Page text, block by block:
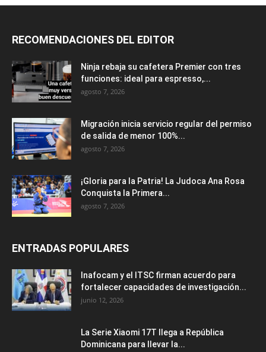
RECOMENDACIONES DEL EDITOR
Ninja rebaja su cafetera Premier con tres
funciones: ideal para espresso,...
agosto 7, 2026
Migración inicia servicio regular del permiso
de salida de menor 100%...
agosto 7, 2026
¡Gloria para la Patria! La Judoca Ana Rosa
Conquista la Primera...
agosto 7, 2026
ENTRADAS POPULARES
Inafocam y el ITSC firman acuerdo para
fortalecer capacidades de investigación...
junio 12, 2026
La Serie Xiaomi 17T llega a República
Dominicana para llevar la...